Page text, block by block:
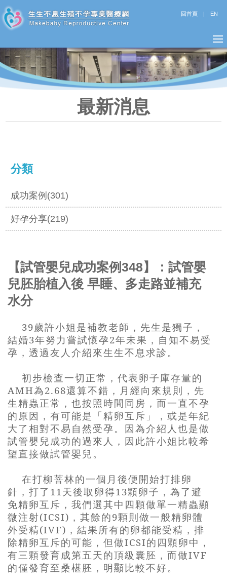
回首頁| EN
最新消息
分類
成功案例(301)
好孕分享(219)
【試管嬰兒成功案例348】：試管嬰
兒胚胎植入後 早睡、多走路並補充
水分
39歲許小姐是補教老師，先生是獨子，
結婚3年努力嘗試懷孕2年未果，自知不易受
孕，透過友人介紹來生生不息求診。
初步檢查一切正常，代表卵子庫存量的
AMH為2.68還算不錯，月經向來規則，先
生精蟲正常，也按照時間同房，而一直不孕
的原因，有可能是「精卵互斥」，或是年紀
大了相對不易自然受孕。因為介紹人也是做
試管嬰兒成功的過來人，因此許小姐比較希
望直接做試管嬰兒。
在打柳菩林的一個月後便開始打排卵
針，打了 11天後取卵得13顆卵子，為了避
免精卵互斥，我們選其中四顆做單一精蟲顯
微注射(ICSI) ，其餘的9顆則做一般精卵體
外受精(IVF) ，結果所有的卵都能受精，排
除精卵互斥的可能，但做ICSI的四顆卵中，
有三顆發育成第五天的頂級囊胚，而做IVF
的僅發育至桑椹胚，明顯比較不好。